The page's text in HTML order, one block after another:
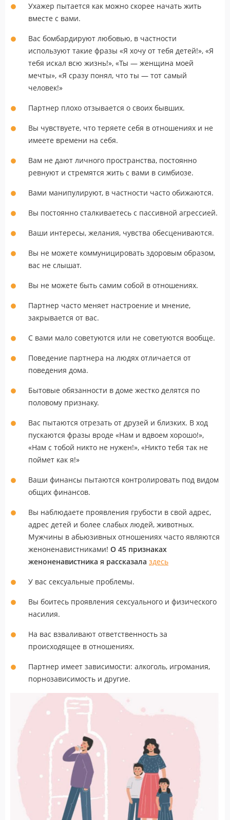
Ухажер пытается как можно скорее начать жить
вместе с вами.
Вас бомбардируют любовью, в частности
используют такие фразы «Я хочу от тебя детей!», «Я
тебя искал всю жизнь!», «Ты — женщина моей
мечты», «Я сразу понял, что ты — тот самый
человек!»
Партнер плохо отзывается о своих бывших.
Вы чувствуете, что теряете себя в отношениях и не
имеете времени на себя.
Вам не дают личного пространства, постоянно
ревнуют и стремятся жить с вами в симбиозе.
Вами манипулируют, в частности часто обижаются.
Вы постоянно сталкиваетесь с пассивной агрессией.
Ваши интересы, желания, чувства обесцениваются.
Вы не можете коммуницировать здоровым образом,
вас не слышат.
Вы не можете быть самим собой в отношениях.
Партнер часто меняет настроение и мнение,
закрывается от вас.
С вами мало советуются или не советуются вообще.
Поведение партнера на людях отличается от
поведения дома.
Бытовые обязанности в доме жестко делятся по
половому признаку.
Вас пытаются отрезать от друзей и близких. В ход
пускаются фразы вроде «Нам и вдвоем хорошо!»,
«Нам с тобой никто не нужен!», «Никто тебя так не
поймет как я!»
Ваши финансы пытаются контролировать под видом
общих финансов.
Вы наблюдаете проявления грубости в свой адрес,
адрес детей и более слабых людей, животных.
Мужчины в абьюзивных отношениях часто являются
женоненавистниками! О 45 признаках
женоненавистника я рассказала здесь
У вас сексуальные проблемы.
Вы боитесь проявления сексуального и физического
насилия.
На вас взваливают ответственность за
происходящее в отношениях.
Партнер имеет зависимости: алкоголь, игромания,
порнозависимость и другие.